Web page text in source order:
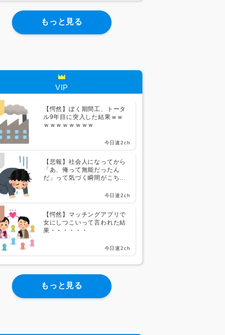
もっと見る
VIP
【愕然】ぼく期間工、トータ
ル9年目に突入した結果ｗｗ
ｗｗｗｗｗｗｗｗ
今日速2ch
【悲報】社会人になってから
「あ、俺って無能だったん
だ」って気づく瞬間がこち
今日速2ch
【愕然】マッチングアプリで
女にしつこいって言われた結
果・・・・・・
今日速2ch
もっと見る